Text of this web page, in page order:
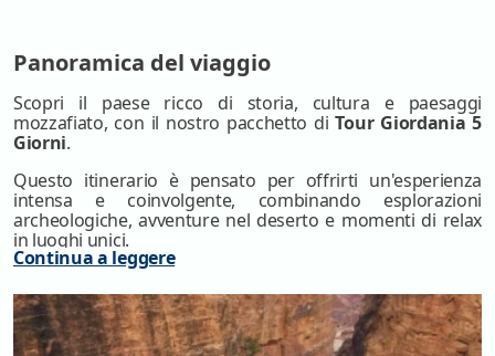
Panoramica del viaggio
Scopri il paese ricco di storia, cultura e paesaggi
mozzafiato, con il nostro pacchetto diTour Giordania 5
Giorni.
Questo itinerario è pensato per offrirti un'esperienza
intensa e coinvolgente, combinando esplorazioni
archeologiche, avventure nel deserto e momenti di relax
in luoghi unici.
diTour Giordania 5 Giorni, progettato per offrirti
un'esperienza indimenticabile tra storia, cultura e
paesaggi mozzafiato.
Continua a leggere